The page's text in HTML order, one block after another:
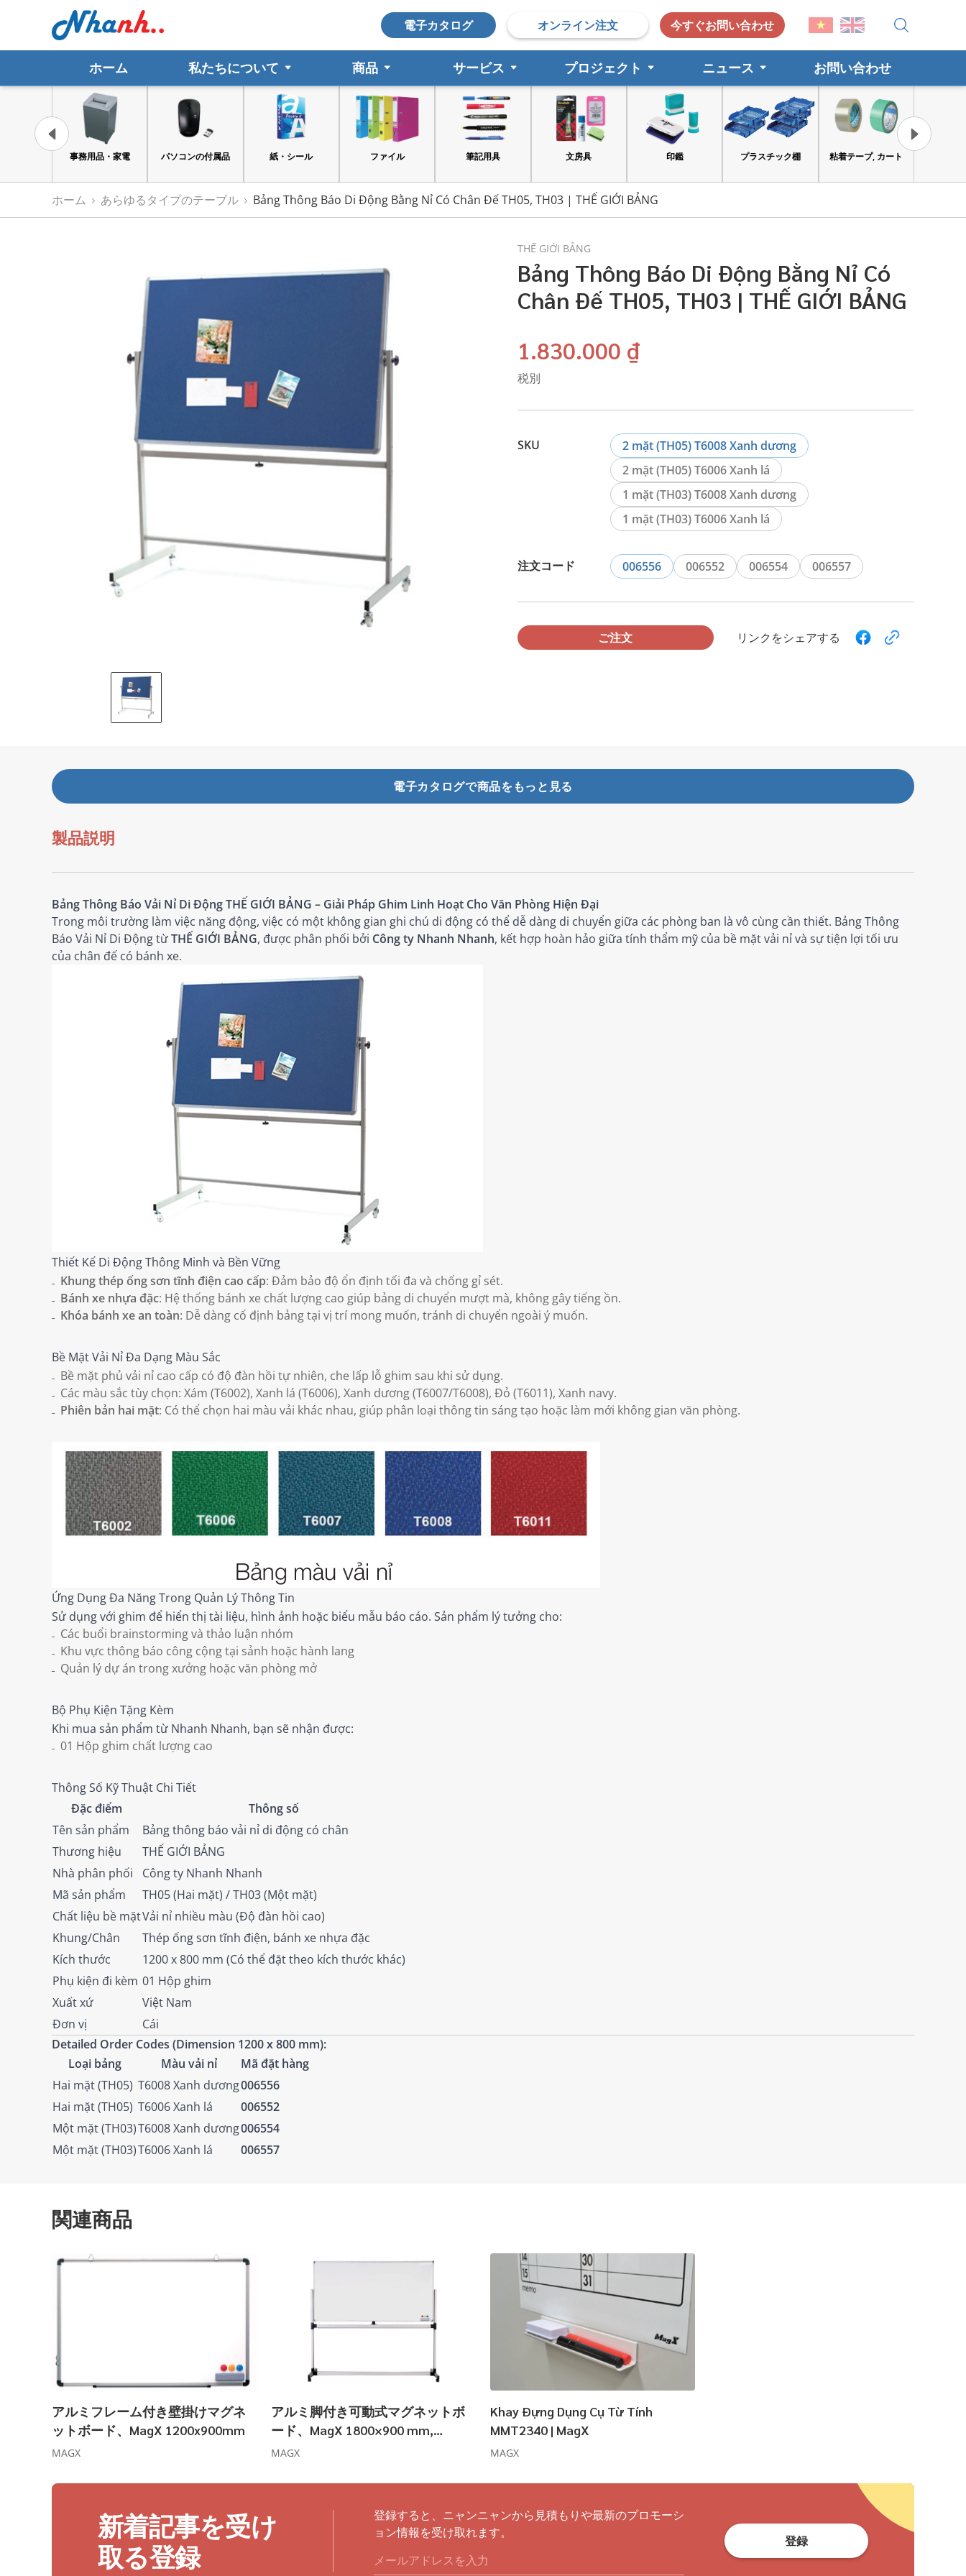
電子カタログ オンライン注文 今すぐお問い合わせ
ホーム 私たちについて 商品 サービス プロジェクト ニュース お問い合わせ
パソコンの付属品 紙・シール ファイル 筆記用具 文房具 印鑑 プラスチック棚 粘着テープ, カート 工具と安全保護具
ホーム あらゆるタイプのテーブル Bảng Thông Báo Di Động Bằng Nỉ Có Chân Đế TH05, TH03 | THẾ GIỚI BẢNG
THẾ GIỚI BẢNG
Bảng Thông Báo Di Động Bằng Nỉ Có
Chân Đế TH05, TH03 | THẾ GIỚI BẢNG
1.830.000 ₫
税別
SKU
2 mặt (TH05) T6008 Xanh dương
2 mặt (TH05) T6006 Xanh lá
1 mặt (TH03) T6008 Xanh dương
1 mặt (TH03) T6006 Xanh lá
注文コード 006556 006552 006554 006557
ご注文 リンクをシェアする
電子カタログで商品をもっと見る
製品説明
Bảng Thông Báo Vải Nỉ Di Động THẾ GIỚI BẢNG – Giải Pháp Ghim Linh Hoạt Cho Văn Phòng Hiện Đại
Trong môi trường làm việc năng động, việc có một không gian ghi chú di động có thể dễ dàng di chuyển giữa các phòng ban là vô cùng cần thiết. Bảng Thông
Báo Vải Nỉ Di Động từTHẾ GIỚI BẢNG, được phân phối bởi Công ty Nhanh Nhanh, kết hợp hoàn hảo giữa tính thẩm mỹ của bề mặt vải nỉ và sự tiện lợi tối ưu
của chân đế có bánh xe.
Thiết Kế Di Động Thông Minh và Bền Vững
Khung thép ống sơn tĩnh điện cao cấp: Đảm bảo độ ổn định tối đa và chống gỉ sét.
Bánh xe nhựa đặc: Hệ thống bánh xe chất lượng cao giúp bảng di chuyển mượt mà, không gây tiếng ồn.
Khóa bánh xe an toàn: Dễ dàng cố định bảng tại vị trí mong muốn, tránh di chuyển ngoài ý muốn.
Bề Mặt Vải Nỉ Đa Dạng Màu Sắc
Bề mặt phủ vải nỉ cao cấp có độ đàn hồi tự nhiên, che lấp lỗ ghim sau khi sử dụng.
Các màu sắc tùy chọn: Xám (T6002), Xanh lá (T6006), Xanh dương (T6007/T6008), Đỏ (T6011), Xanh navy.
Phiên bản hai mặt: Có thể chọn hai màu vải khác nhau, giúp phân loại thông tin sáng tạo hoặc làm mới không gian văn phòng.
Ứng Dụng Đa Năng Trong Quản Lý Thông Tin
Sử dụng với ghim để hiển thị tài liệu, hình ảnh hoặc biểu mẫu báo cáo. Sản phẩm lý tưởng cho:
Các buổi brainstorming và thảo luận nhóm
Khu vực thông báo công cộng tại sảnh hoặc hành lang
Quản lý dự án trong xưởng hoặc văn phòng mở
Bộ Phụ Kiện Tặng Kèm
Khi mua sản phẩm từ Nhanh Nhanh, bạn sẽ nhận được:
01 Hộp ghim chất lượng cao
Thông Số Kỹ Thuật Chi Tiết
Đặc điểm
Thông số
Tên sản phẩm
Bảng thông báo vải nỉ di động có chân
Thương hiệu
THẾ GIỚI BẢNG
Nhà phân phối
Công ty Nhanh Nhanh
Mã sản phẩm
TH05 (Hai mặt) / TH03 (Một mặt)
Chất liệu bề mặtVải nỉ nhiều màu (Độ đàn hồi cao)
Khung/Chân
Thép ống sơn tĩnh điện, bánh xe nhựa đặc
Kích thước
1200 x 800 mm (Có thể đặt theo kích thước khác)
Phụ kiện đi kèm 01 Hộp ghim
Xuất xứ
Việt Nam
Đơn vị
Cái
Detailed Order Codes (Dimension 1200 x 800 mm):
Loại bảng
Màu vải nỉ
Mã đặt hàng
Hai mặt (TH05) T6008 Xanh dương006556
Hai mặt (TH05) T6006 Xanh lá
006552
Một mặt (TH03)T6008 Xanh dương006554
Một mặt (TH03)T6006 Xanh lá 006557
関連商品
アルミフレーム付き壁掛けマグネ
ットボード、MagX 1200x900mm
MAGX
アルミ脚付き可動式マグネットボ
ード、MagX 1800×900 mm,
1200x900 mm
MAGX
Khay Đựng Dụng Cụ Từ Tính
MMT2340 | MagX
MAGX
新着記事を受け
取る登録
登録すると、ニャンニャンから見積もりや最新のプロモーシ
ョン情報を受け取れます。
登録